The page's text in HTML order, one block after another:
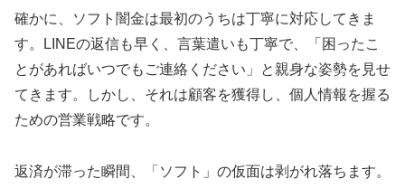
確かに、ソフト闇金は最初のうちは丁寧に対応してきま
す。LINEの返信も早く、言葉遣いも丁寧で、「困ったこ
とがあればいつでもご連絡ください」と親身な姿勢を見せ
てきます。しかし、それは顧客を獲得し、個人情報を握る
ための営業戦略です。
返済が滞った瞬間、「ソフト」の仮面は剥がれ落ちます。